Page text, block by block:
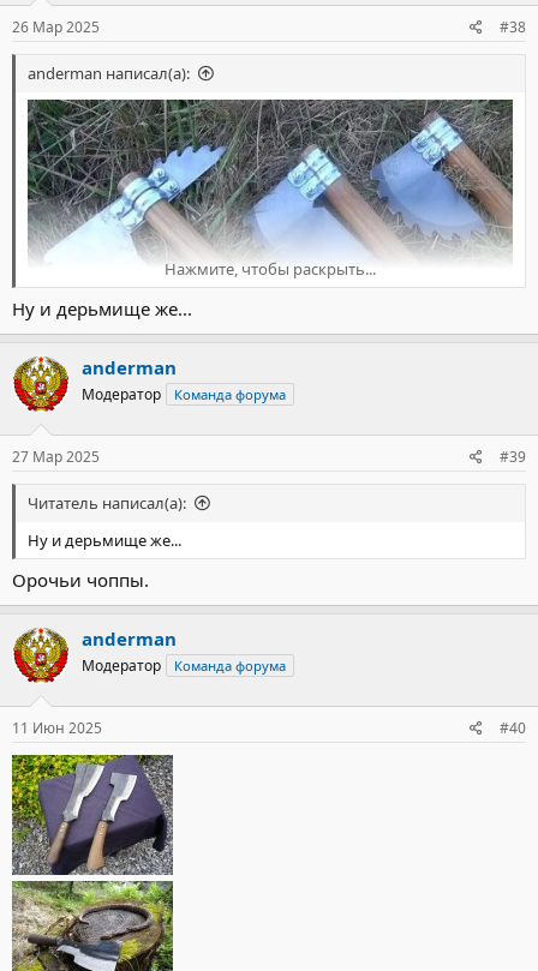
26 Мар 2025 #38
anderman написал(а):
Нажмите, чтобы раскрыть...
Ну и дерьмище же...
anderman
Модератор Команда форума
27 Мар 2025 #39
Читатель написал(а):
Ну и дерьмище же...
Орочьи чоппы.
anderman
Модератор Команда форума
11 Июн 2025 #40